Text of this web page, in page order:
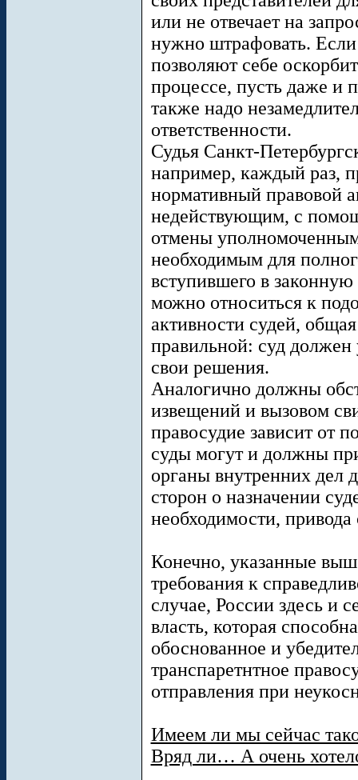
или не отвечает на
нужно штрафовать. Если
позволяют себе
процессе, пусть даже и
также надо
ответственности.
Судья Санкт-
например, каждый раз,
нормативный правовой
недействующим, с
отмены
необходимым для
вступившего в
можно относиться к
активности судей,
правильной: суд должен
свои решения.
Аналогично должны
извещений и вызовом
правосудие зависит от
суды могут и должны
органы внутренних дел
сторон о назначении
необходимости, привода
Конечно, указанные
требования к
случае, России здесь и
власть, которая
обоснованное и
транспаретнтное
отправления при
Имеем ли мы сейчас
Вряд ли… А очень